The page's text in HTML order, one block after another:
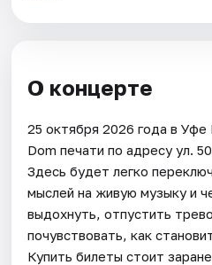
О концерте
25 октября 2026 года в
Dom печати по адресу ул.
Здесь будет легко
мыслей на живую музыку и
выдохнуть, отпустить
почувствовать, как
Купить билеты стоит